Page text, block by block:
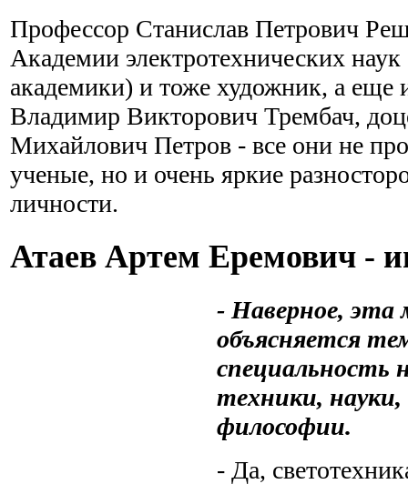
Профессор Станислав Петрович
Академии электротехнических наук
академики) и тоже художник, а еще
Владимир Викторович Трембач,
Михайлович Петров - все они не
ученые, но и очень яркие
личности.
Атаев Артем Еремович -
- Наверное, эта
объясняется
специальность
техники, науки,
философии.
- Да,